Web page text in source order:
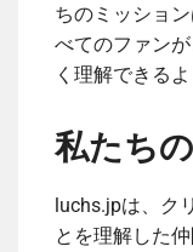
ちのミッショ
べてのファン
く理解できる
私たち
luchs.jpは、ク
とを理解した